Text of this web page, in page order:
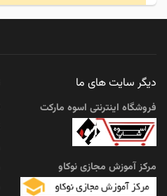
آنچه در این مقاله ...
مرداد 14, 1405
دیگر سایت های ما
فروشگاه اینترنتی اسوه مارکت
مرکز آموزش مجازی نوکاو